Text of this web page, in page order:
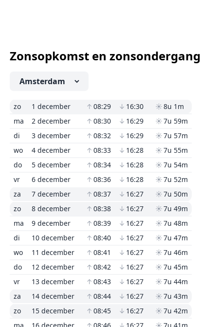
Zonsopkomst en zonsondergang
zo 1 december ↑ 08:29 ↓ 16:30 ☀8u 1m
ma
2 december ↑ 08:30 ↓ 16:29 ☀7u 59m
di
3 december ↑ 08:32 ↓ 16:29 ☀7u 57m
wo
4 december ↑ 08:33 ↓ 16:28 ☀7u 55m
do
5 december ↑ 08:34 ↓ 16:28 ☀7u 54m
vr
6 december ↑ 08:36 ↓ 16:28 ☀7u 52m
za
7 december ↑ 08:37 ↓ 16:27 ☀7u 50m
zo
8 december ↑ 08:38 ↓ 16:27 ☀7u 49m
ma
9 december ↑ 08:39 ↓ 16:27 ☀7u 48m
di
10 december ↑ 08:40 ↓ 16:27 ☀7u 47m
wo
11 december ↑ 08:41 ↓ 16:27 ☀7u 46m
do
12 december ↑ 08:42 ↓ 16:27 ☀7u 45m
vr
13 december ↑ 08:43 ↓ 16:27 ☀7u 44m
za
14 december ↑ 08:44 ↓ 16:27 ☀7u 43m
zo
15 december ↑ 08:45 ↓ 16:27 ☀7u 42m